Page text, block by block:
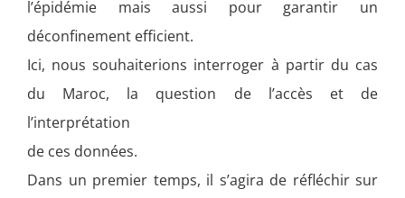
l’épidémie mais aussi pour garantir un
déconfinement efficient.
Ici, nous souhaiterions interroger à partir du cas
du Maroc, la question de l’accès et de
l’interprétation
de ces données.
Dans un premier temps, il s’agira de réfléchir sur